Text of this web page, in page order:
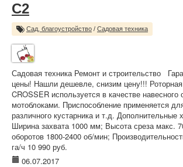
C2
Сад, благоустройство / Садовая техника
Садовая техника Ремонт и строительство
цены! Нашли дешевле, снизим цену!!!
CROSSER используется в качестве навесного
мотоблоками. Приспособление применяется
различного кустарника и т.д. Дополнительные
Ширина захвата 1000 мм; Высота среза макс.
оборотов 1800-2400 об/мин;
га/ч 10 990 руб.
06.07.2017